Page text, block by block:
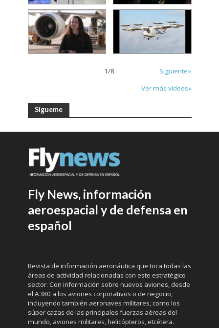
1/8
Siguiente»
Ver más vídeos»
Sígueme
Fly News, información
aeroespacial y de defensa en
español
Revista de información aeronáutica que toca todas las
áreas de actividad relacionadas con este estratégico
sector. Con información sobre nuevos aviones, desde
el A380 a los aviones corporativos o de negocio,
incluyendo también aeronaves militares, como los
súper cazas de las principales fuerzas aéreas del
mundo, aviones militares, helicópteros, etcétera.